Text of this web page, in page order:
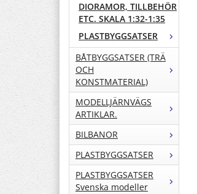
DIORAMOR, TILLBEHÖR
ETC. SKALA 1:32-1:35
PLASTBYGGSATSER
BÅTBYGGSATSER (TRÄ
OCH
KONSTMATERIAL)
MODELLJÄRNVÄGS
ARTIKLAR.
BILBANOR
PLASTBYGGSATSER
PLASTBYGGSATSER
Svenska modeller